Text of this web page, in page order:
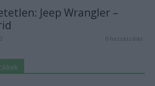
Jeep Wrangler –
0 hozzászólás